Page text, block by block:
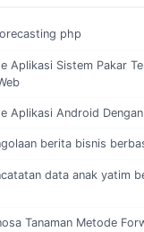
php
Aplikasi Sistem Pakar
Aplikasi Android
berita bisnis
data anak yatim
Tanaman Metode